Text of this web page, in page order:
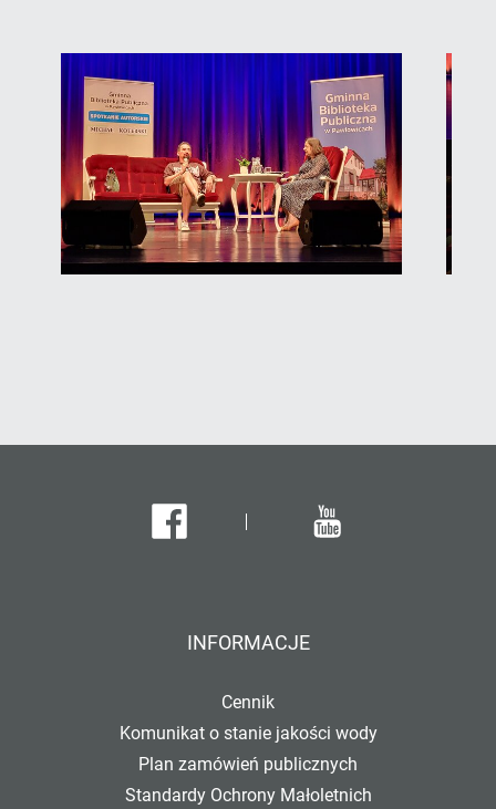
Facebook Youtube
INFORMACJE
Cennik
Komunikat o stanie jakości wody
Plan zamówień publicznych
Standardy Ochrony Małoletnich